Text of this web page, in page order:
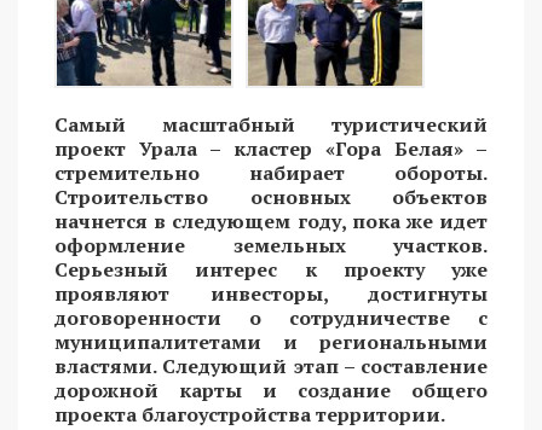
Самый масштабный туристический
проект Урала – кластер «Гора Белая» –
стремительно набирает обороты.
Строительство основных объектов
начнется в следующем году, пока же идет
оформление земельных участков.
Серьезный интерес к проекту уже
проявляют инвесторы, достигнуты
договоренности о сотрудничестве с
муниципалитетами и региональными
властями. Следующий этап – составление
дорожной карты и создание общего
проекта благоустройства территории.